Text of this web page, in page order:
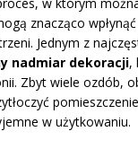
znacząco
Jednym z
nadmiar dekoracji,
Zbyt wiele ozdób,
w użytkowaniu.